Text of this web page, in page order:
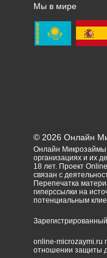
Мы в мире
© 2026 Онлайн
Онлайн Микрозаймы
организациях и их
18 лет. Проект
связан с
Перепечатка
гиперссылки на
потенциальным
online-microzaymi.ru
отношении защиты